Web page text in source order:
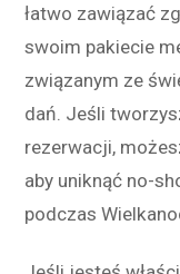
łatwo zawiązać
swoim pakiecie
związanym ze
dań. Jeśli
rezerwacji,
aby uniknąć no-
podczas